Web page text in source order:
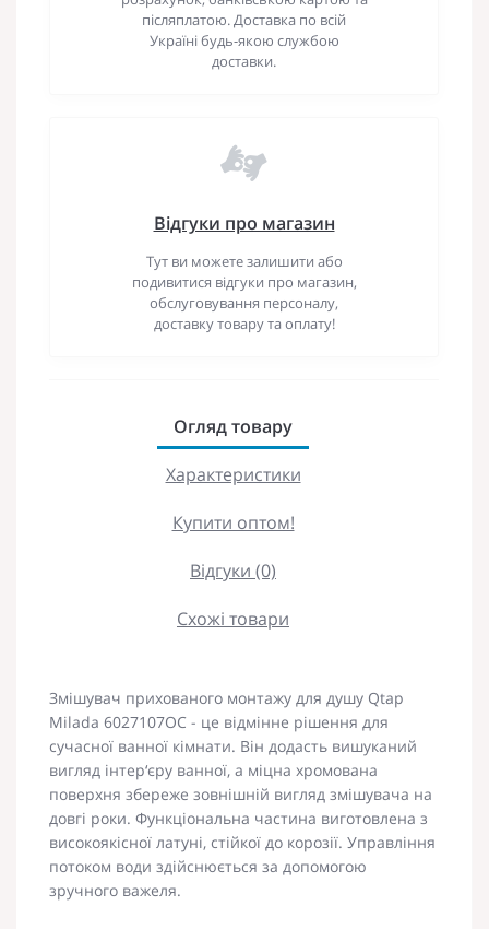
післяплатою. Доставка по всій
Україні будь-якою службою
доставки.
Відгуки про магазин
Тут ви можете залишити або
подивитися відгуки про магазин,
обслуговування персоналу,
доставку товару та оплату!
Огляд товару
Характеристики
Купити оптом!
Відгуки (0)
Схожі товари
Змішувач прихованого монтажу для душу Qtap
Milada 6027107OC - це відмінне рішення для
сучасної ванної кімнати. Він додасть вишуканий
вигляд інтер‘єру ванної, а міцна хромована
поверхня збереже зовнішній вигляд змішувача на
довгі роки. Функціональна частина виготовлена з
високоякісної латуні, стійкої до корозії. Управління
потоком води здійснюється за допомогою
зручного важеля.